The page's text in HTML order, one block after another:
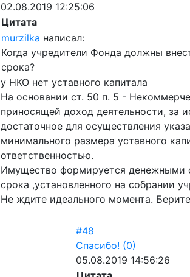
02.08.2019 12:25:06
Цитата
murzilka написал:
Когда учредители Фонда должны
срока?
у НКО нет уставного капитала
На основании ст. 50 п. 5 -
приносящей доход деятельности, за
достаточное для осуществления
минимального размера уставного
ответственностью.
Имущество формируется денежными
срока ,установленного на собрании
Не ждите идеального момента.
#48
Спасибо! (0)
05.08.2019 14:56:26